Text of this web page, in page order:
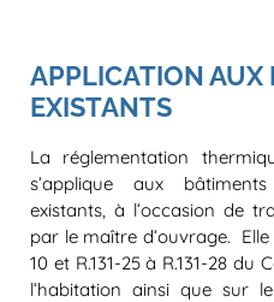
APPLICATION AUX
EXISTANTS
La réglementation
s’applique aux
existants, à l’occasion de
par le maître d’ouvrage. Elle
10 et R.131-25 à R.131-28
l’habitation ainsi que sur